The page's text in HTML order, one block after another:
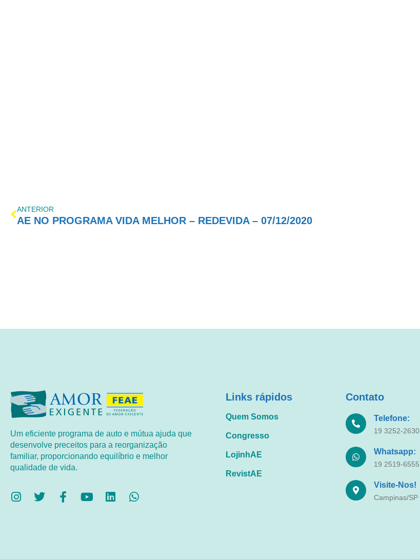
ANTERIOR
AE NO PROGRAMA VIDA MELHOR – REDEVIDA – 07/12/2020
Um eficiente programa de auto e mútua ajuda que
desenvolve preceitos para a reorganização
familiar, proporcionando equilíbrio e melhor
qualidade de vida.
Links rápidos
Quem Somos
Congresso
LojinhAE
RevistAE
Contato
Telefone:
19 3252-2630
Whatsapp:
19 2519-6555
Visite-Nos!
Campinas/SP